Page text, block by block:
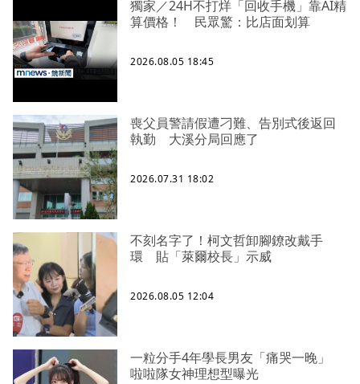
獨家／24H不打烊「回收手機」靠AI精
算價格！ 民眾驚：比店面划算
2026.08.05 18:45
喪父員警請假遭刁難、告別式後返回
執勤 大溪分局回應了
2026.07.31 18:02
不刻名字了！柯文哲卸腳鐐改戴手
環 貼「萊爾校長」示威
2026.08.05 12:04
一粒分手4年學長男友「痛哭一晚」
啦啦隊女神理想型曝光